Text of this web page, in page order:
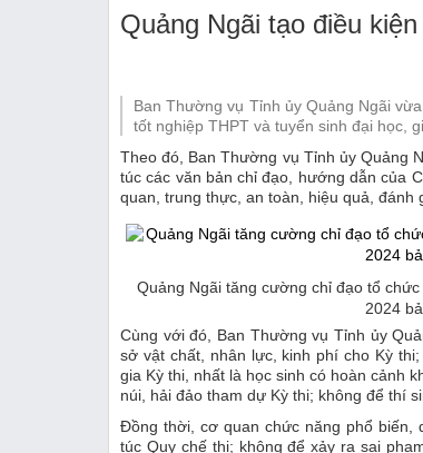
Tài chính
Thị trường
Emagazine
Quảng Ngãi tạo điều
Ban Thường vụ Tỉnh ủy Quảng Ngãi
tốt nghiệp THPT và tuyển sinh đại học,
Theo đó, Ban Thường vụ Tỉnh ủy Quảng
túc các văn bản chỉ đạo, hướng dẫn của
quan, trung thực, an toàn, hiệu quả, đánh
Quảng Ngãi tăng cường chỉ đạo tổ
2024
Cùng với đó, Ban Thường vụ Tỉnh ủy
sở vật chất, nhân lực, kinh phí cho Kỳ
gia Kỳ thi, nhất là học sinh có hoàn cảnh
núi, hải đảo tham dự Kỳ thi; không để thí
Đồng thời, cơ quan chức năng phổ biến,
túc Quy chế thi; không để xảy ra sai